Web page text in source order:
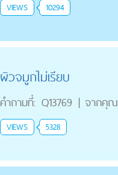
VIEWS 10294
ผิวจมูกไม่เรียบ
คำถามที่: Q13769 | จากคุณ
VIEWS 5328